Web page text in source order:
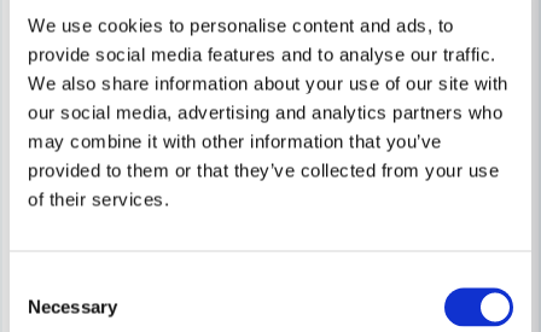
We use cookies to personalise content and ads, to
provide social media features and to analyse our traffic.
We also share information about your use of our site with
our social media, advertising and analytics partners who
may combine it with other information that you’ve
provided to them or that they’ve collected from your use
of their services.
Selection
Necessary
Bosch Professional i-BOXX